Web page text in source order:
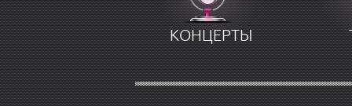
КОНЦЕРТЫ